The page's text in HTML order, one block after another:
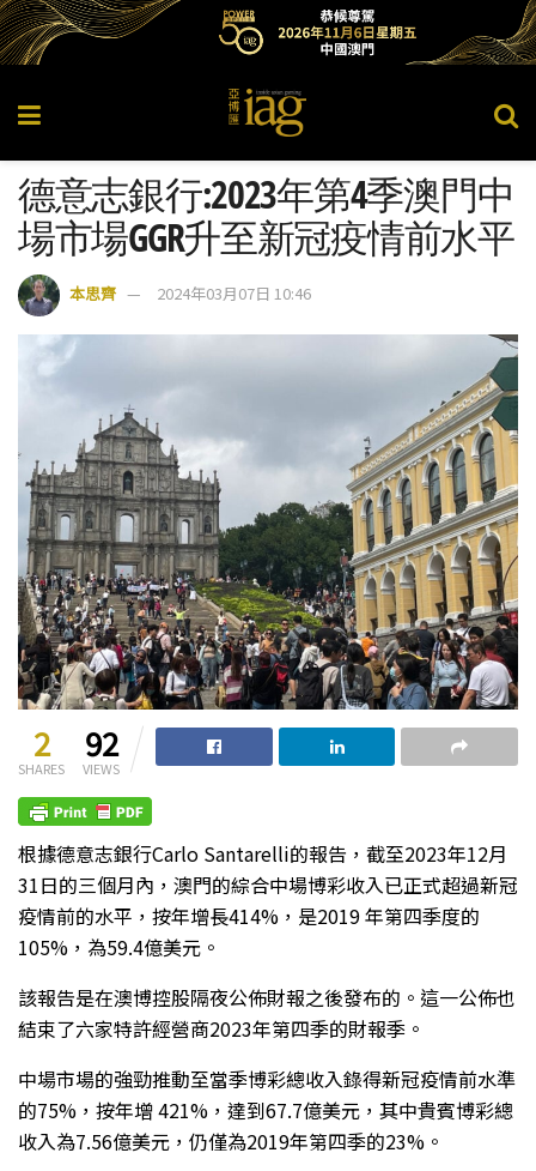
德意志銀行:2023年第4季澳門中
場市場GGR升至新冠疫情前水平
本思齊 2024年03月07日 10:46
2
SHARES
92
VIEWS
根據德意志銀行Carlo Santarelli的報告，截至2023年12月
31日的三個月內，澳門的綜合中場博彩收入已正式超過新冠
疫情前的水平，按年增長414%，是2019 年第四季度的
105%，為59.4億美元。
該報告是在澳博控股隔夜公佈財報之後發布的。這一公佈也
結束了六家特許經營商2023年第四季的財報季。
中場市場的強勁推動至當季博彩總收入錄得新冠疫情前水準
的75%，按年增 421%，達到67.7億美元，其中貴賓博彩總
收入為7.56億美元，仍僅為2019年第四季的23%。